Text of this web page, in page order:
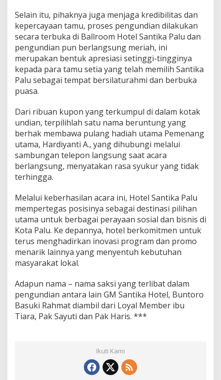
Selain itu, pihaknya juga menjaga kredibilitas dan
kepercayaan tamu, proses pengundian dilakukan
secara terbuka di Ballroom Hotel Santika Palu dan
pengundian pun berlangsung meriah, ini
merupakan bentuk apresiasi setinggi-tingginya
kepada para tamu setia yang telah memilih Santika
Palu sebagai tempat bersilaturahmi dan berbuka
puasa.
Dari ribuan kupon yang terkumpul di dalam kotak
undian, terpilihlah satu nama beruntung yang
berhak membawa pulang hadiah utama Pemenang
utama, Hardiyanti A., yang dihubungi melalui
sambungan telepon langsung saat acara
berlangsung, menyatakan rasa syukur yang tidak
terhingga.
Melalui keberhasilan acara ini, Hotel Santika Palu
mempertegas posisinya sebagai destinasi pilihan
utama untuk berbagai perayaan sosial dan bisnis di
Kota Palu. Ke depannya, hotel berkomitmen untuk
terus menghadirkan inovasi program dan promo
menarik lainnya yang menyentuh kebutuhan
masyarakat lokal.
Adapun nama – nama saksi yang terlibat dalam
pengundian antara lain GM Santika Hotel, Buntoro
Basuki Rahmat diambil dari Loyal Member ibu
Tiara, Pak Sayuti dan Pak Haris. ***
Ikuti Kami